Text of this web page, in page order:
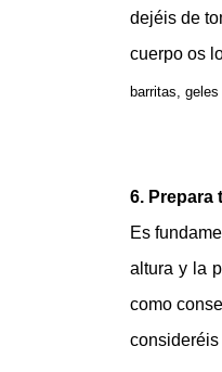
dejéis de
cuerpo os
barritas,
6. Prepara
Es
altura y la
como
consideréis